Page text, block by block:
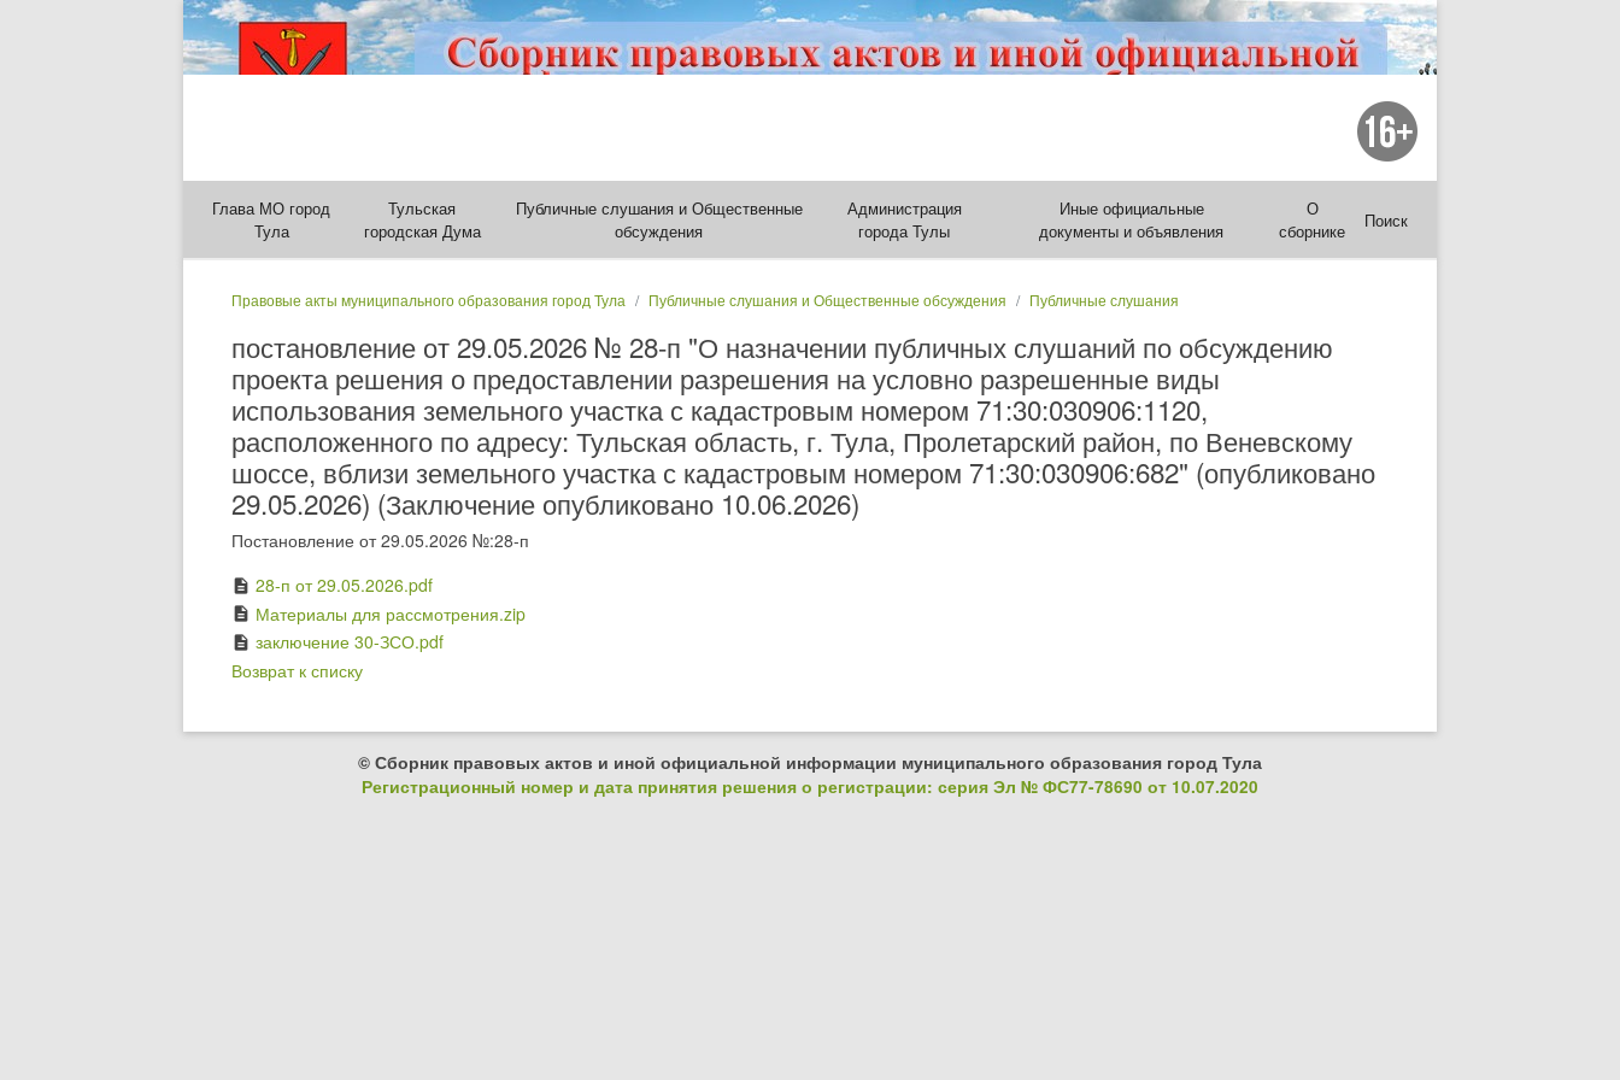
Глава МО город
Тула
Тульская
городская Дума
Публичные слушания и Общественные
обсуждения
Администрация
города Тулы
Иные официальные
документы и объявления
О
сборнике
Поиск
Правовые акты муниципального образования город Тула Публичные слушания и Общественные обсуждения Публичные слушания
постановление от 29.05.2026 № 28-п "О назначении публичных слушаний по обсуждению
проекта решения о предоставлении разрешения на условно разрешенные виды
использования земельного участка с кадастровым номером 71:30:030906:1120,
расположенного по адресу: Тульская область, г. Тула, Пролетарский район, по Веневскому
шоссе, вблизи земельного участка с кадастровым номером 71:30:030906:682" (опубликовано
29.05.2026) (Заключение опубликовано 10.06.2026)
Постановление от 29.05.2026 №:28-п
description 28-п от 29.05.2026.pdf
description Материалы для рассмотрения.zip
description заключение 30-ЗСО.pdf
Возврат к списку
© Сборник правовых актов и иной официальной информации муниципального образования город Тула
Регистрационный номер и дата принятия решения о регистрации: серия Эл № ФС77-78690 от 10.07.2020